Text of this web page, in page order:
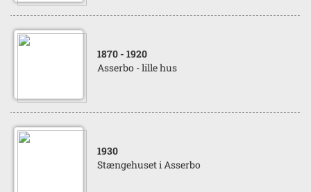
1870 - 1920
Asserbo - lille hus
1930
Stængehuset i Asserbo